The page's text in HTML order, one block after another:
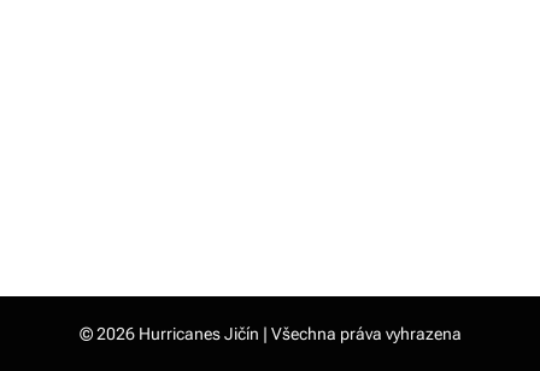
© 2026 Hurricanes Jičín | Všechna práva vyhrazena